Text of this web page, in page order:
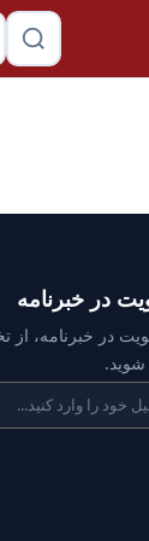
در خبرنامه
در خبرنامه،